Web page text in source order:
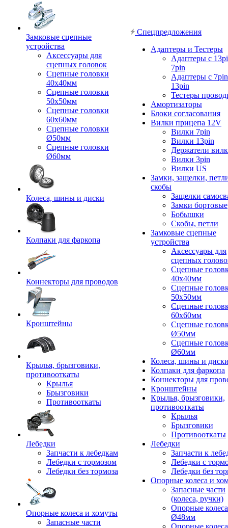
Замковые сцепные
устройства
Аксессуары для
сцепных головок
Сцепные головки
40x40мм
Сцепные головки
50x50мм
Сцепные головки
60x60мм
Сцепные головки
Ø50мм
Сцепные головки
Ø60мм
Колеса, шины и диски
Колпаки для фаркопа
Коннекторы для проводов
Кронштейны
Крылья, брызговики,
противооткаты
Крылья
Брызговики
Противооткаты
Лебедки
Запчасти к лебедкам
Лебедки с тормозом
Лебедки без тормоза
Опорные колеса и хомуты
Запасные части
Спецпредложения
Адаптеры и Тестеры
Адаптеры с
7pin
Адаптеры с
13pin
Тестеры
Амортизаторы
Блоки согласования
Вилки прицепа 12V
Вилки 7pin
Вилки 13pin
Держатели
Вилки 3pin
Вилки US
Замки, защелки,
скобы
Защелки
Замки бортовые
Бобышки
Скобы, петли
Замковые сцепные
устройства
Аксессуары для
сцепных
Сцепные
40x40мм
Сцепные
50x50мм
Сцепные
60x60мм
Сцепные
Ø50мм
Сцепные
Ø60мм
Колеса, шины и
Колпаки для фаркопа
Коннекторы для
Кронштейны
Крылья, брызговики,
противооткаты
Крылья
Брызговики
Противооткаты
Лебедки
Запчасти к
Лебедки с
Лебедки без
Опорные колеса и
Запасные части
(колеса, ручки)
Опорные колеса
Ø48мм
Опорные колеса